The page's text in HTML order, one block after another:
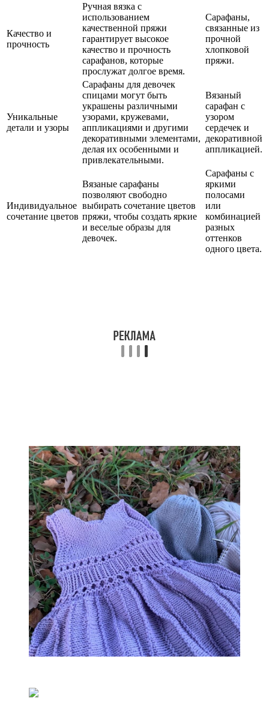
Качество и
прочность
Ручная вязка с
использованием
качественной пряжи
гарантирует высокое
качество и прочность
сарафанов, которые
прослужат долгое время.
Сарафаны,
связанные из
прочной
хлопковой
пряжи.
Уникальные
детали и узоры
Сарафаны для девочек
спицами могут быть
украшены различными
узорами, кружевами,
аппликациями и другими
декоративными элементами,
делая их особенными и
привлекательными.
Вязаный
сарафан с
узором
сердечек и
декоративной
аппликацией.
Индивидуальное
сочетание цветов
Вязаные сарафаны
позволяют свободно
выбирать сочетание цветов
пряжи, чтобы создать яркие
и веселые образы для
девочек.
Сарафаны с
яркими
полосами
или
комбинацией
разных
оттенков
одного цвета.